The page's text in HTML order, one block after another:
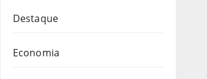
Destaque
Economia